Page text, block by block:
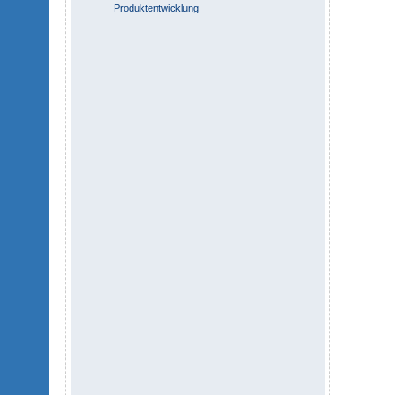
Produktentwicklung